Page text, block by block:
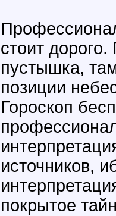
стоит дорого.
пустышка,
позиции
Гороскоп
источников,
покрытое